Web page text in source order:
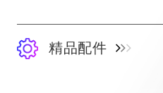
精品配件